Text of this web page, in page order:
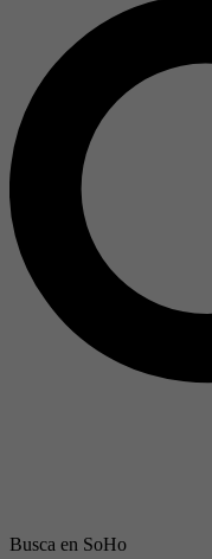
Busca en SoHo